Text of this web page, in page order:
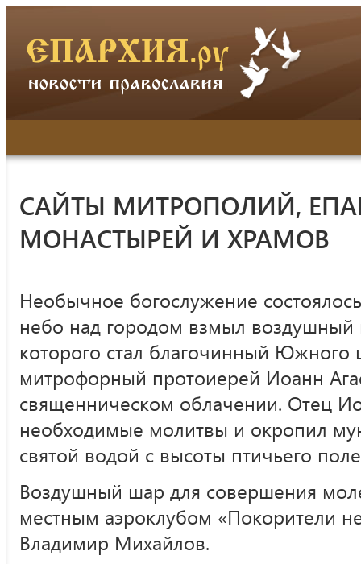
САЙТЫ МИТРОПОЛИЙ,
МОНАСТЫРЕЙ И ХРАМОВ
Необычное богослужение
небо над городом взмыл
которого стал благочинный Южного
митрофорный протоиерей Иоанн
священническом облачении. Отец
необходимые молитвы и окропил
святой водой с высоты птичьего
Воздушный шар для совершения
местным аэроклубом «Покорители
Владимир Михайлов.